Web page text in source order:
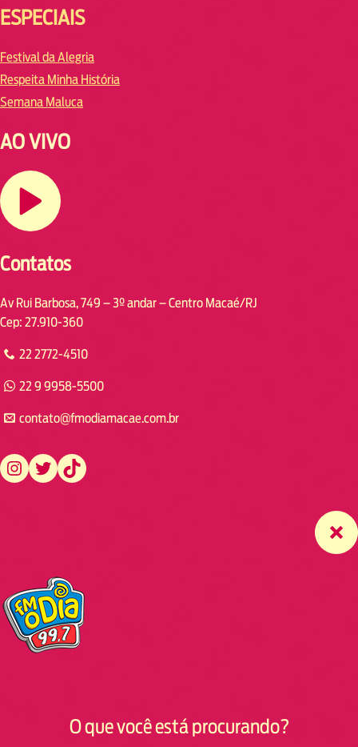
ESPECIAIS
Festival da Alegria
Respeita Minha História
Semana Maluca
AO VIVO
Contatos
Av Rui Barbosa, 749 – 3º andar – Centro Macaé/RJ
Cep: 27.910-360
22 2772-4510
22 9 9958-5500
contato@fmodiamacae.com.br
https://www.instagram.com/fmodia.macae/ https://twitter.com/fmodia.macae/ https://www.tiktok.com/@fmodia.macae
O que você está procurando?